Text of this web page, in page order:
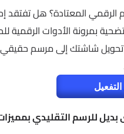
الرقمي المعتادة؟ هل تفتقد
بمرونة الأدوات
تحويل شاشتك إلى مرسم